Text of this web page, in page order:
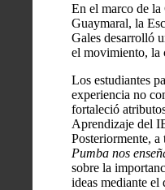
En el marco de
Guaymaral, la
Gales desarrolló
el movimiento, la
Los estudiantes
experiencia no
fortaleció
Aprendizaje del
Posteriormente, a
Pumba nos
sobre la
ideas mediante